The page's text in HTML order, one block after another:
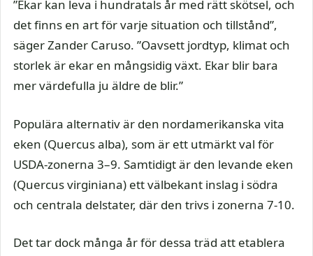
”Ekar kan leva i hundratals år med rätt skötsel, och
det finns en art för varje situation och tillstånd”,
säger Zander Caruso. ”Oavsett jordtyp, klimat och
storlek är ekar en mångsidig växt. Ekar blir bara
mer värdefulla ju äldre de blir.”
Populära alternativ är den nordamerikanska vita
eken (Quercus alba), som är ett utmärkt val för
USDA-zonerna 3–9. Samtidigt är den levande eken
(Quercus virginiana) ett välbekant inslag i södra
och centrala delstater, där den trivs i zonerna 7-10.
Det tar dock många år för dessa träd att etablera